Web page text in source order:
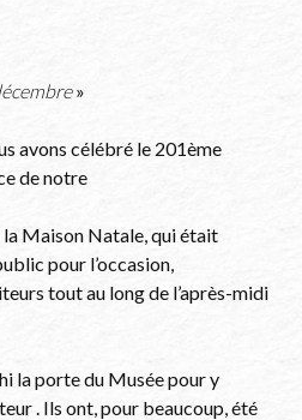
»
avons célébré le 201ème
de notre
Maison Natale, qui était
pour l’occasion,
tout au long de l’après-midi
la porte du Musée pour y
. Ils ont, pour beaucoup, été